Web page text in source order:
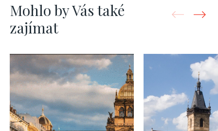
Mohlo by Vás také
zajímat